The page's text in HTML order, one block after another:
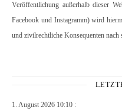
Veröffentlichung außerhalb dieser
Facebook und Instagramm) wird
und zivilrechtliche Konsequenten nach
1. August 2026 10:10 :